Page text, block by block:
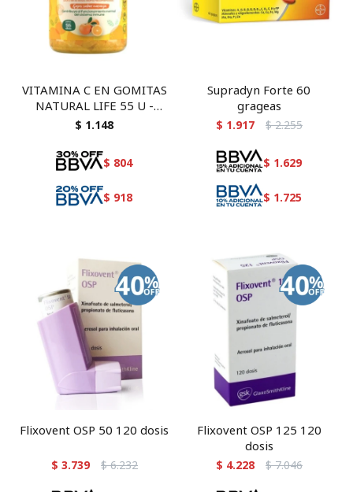
VITAMINA C EN GOMITAS
NATURAL LIFE 55 U -
suplemento en caramelos
$ 1.148
$ 804
$ 918
Supradyn Forte 60
grageas
$ 1.917 $ 2.255
$ 1.629
$ 1.725
Flixovent OSP 50 120 dosis
$ 3.739 $ 6.232
Flixovent OSP 125 120
dosis
$ 4.228 $ 7.046